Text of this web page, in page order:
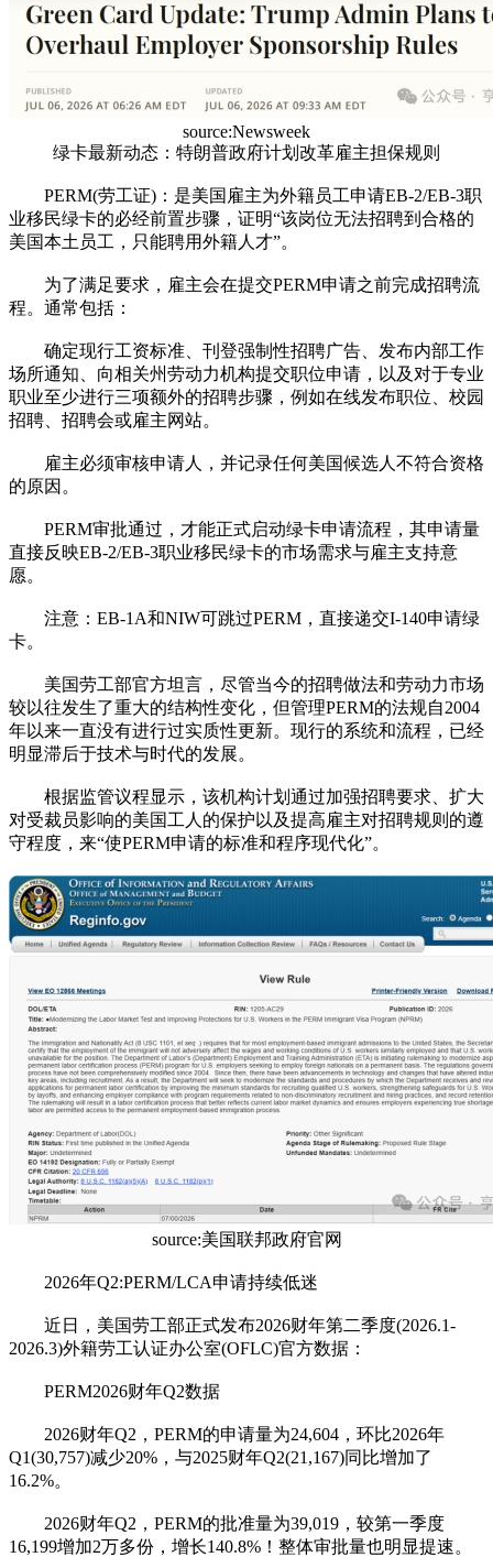
source:Newsweek
绿卡最新动态：特朗普政府计划改革雇主担保规则
PERM(劳工证)：是美国雇主为外籍员工申请EB-2/EB-3职
业移民绿卡的必经前置步骤，证明“该岗位无法招聘到合格的
美国本土员工，只能聘用外籍人才”。
为了满足要求，雇主会在提交PERM申请之前完成招聘流
程。通常包括：
确定现行工资标准、刊登强制性招聘广告、发布内部工作
场所通知、向相关州劳动力机构提交职位申请，以及对于专业
职业至少进行三项额外的招聘步骤，例如在线发布职位、校园
招聘、招聘会或雇主网站。
雇主必须审核申请人，并记录任何美国候选人不符合资格
的原因。
PERM审批通过，才能正式启动绿卡申请流程，其申请量
直接反映EB-2/EB-3职业移民绿卡的市场需求与雇主支持意
愿。
注意：EB-1A和NIW可跳过PERM，直接递交I-140申请绿
卡。
美国劳工部官方坦言，尽管当今的招聘做法和劳动力市场
较以往发生了重大的结构性变化，但管理PERM的法规自2004
年以来一直没有进行过实质性更新。现行的系统和流程，已经
明显滞后于技术与时代的发展。
根据监管议程显示，该机构计划通过加强招聘要求、扩大
对受裁员影响的美国工人的保护以及提高雇主对招聘规则的遵
守程度，来“使PERM申请的标准和程序现代化”。
source:美国联邦政府官网
2026年Q2:PERM/LCA申请持续低迷
近日，美国劳工部正式发布2026财年第二季度(2026.1-
2026.3)外籍劳工认证办公室(OFLC)官方数据：
PERM2026财年Q2数据
2026财年Q2，PERM的申请量为24,604，环比2026年
Q1(30,757)减少20%，与2025财年Q2(21,167)同比增加了
16.2%。
2026财年Q2，PERM的批准量为39,019，较第一季度
16,199增加2万多份，增长140.8%！整体审批量也明显提速。